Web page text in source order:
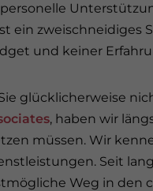
ein zweischneidiges
und keiner
glücklicherweise
, haben wir
müssen. Wir
Seit
Weg in den